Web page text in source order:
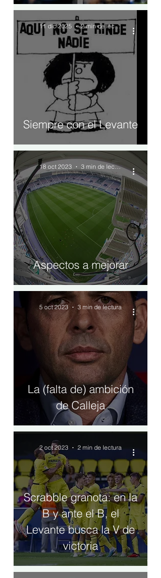
Siempre con el Levante
11 dic 2025 2 min de lectura
Aspectos a mejorar
18 oct 2023 3 min de lectura
La (falta de) ambición
de Calleja
5 oct 2023 3 min de lectura
Scrabble granota: en la
B y ante el B, el
Levante busca la V de
victoria
2 oct 2023 2 min de lectura